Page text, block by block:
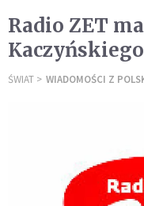
Radio ZET
Kaczyńskiego
ŚWIAT WIADOMOŚCI Z